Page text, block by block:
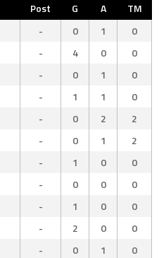
Post G A
TM
- 0 1
0
- 4 0
0
- 0 1
0
- 1 1
0
- 0 2
2
- 0 1
2
- 1 0
0
- 0 0
0
- 1 0
0
- 2 0
0
- 0 1
0